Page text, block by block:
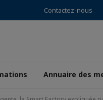
Contactez-nous
Annuaire des